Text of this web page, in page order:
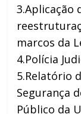
3.Aplicação
marcos da
4.Polícia
5.Relatório
Segurança
Público da